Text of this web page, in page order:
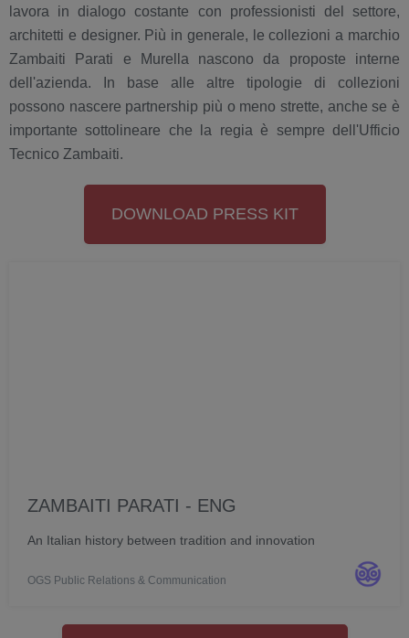
lavora in dialogo costante con professionisti del settore,
architetti e designer. Più in generale, le collezioni a marchio
Zambaiti Parati e Murella nascono da proposte interne
dell'azienda. In base alle altre tipologie di collezioni
possono nascere partnership più o meno strette, anche se è
importante sottolineare che la regia è sempre dell'Ufficio
Tecnico Zambaiti.
DOWNLOAD PRESS KIT
ZAMBAITI PARATI - ENG
An Italian history between tradition and innovation
OGS Public Relations & Communication